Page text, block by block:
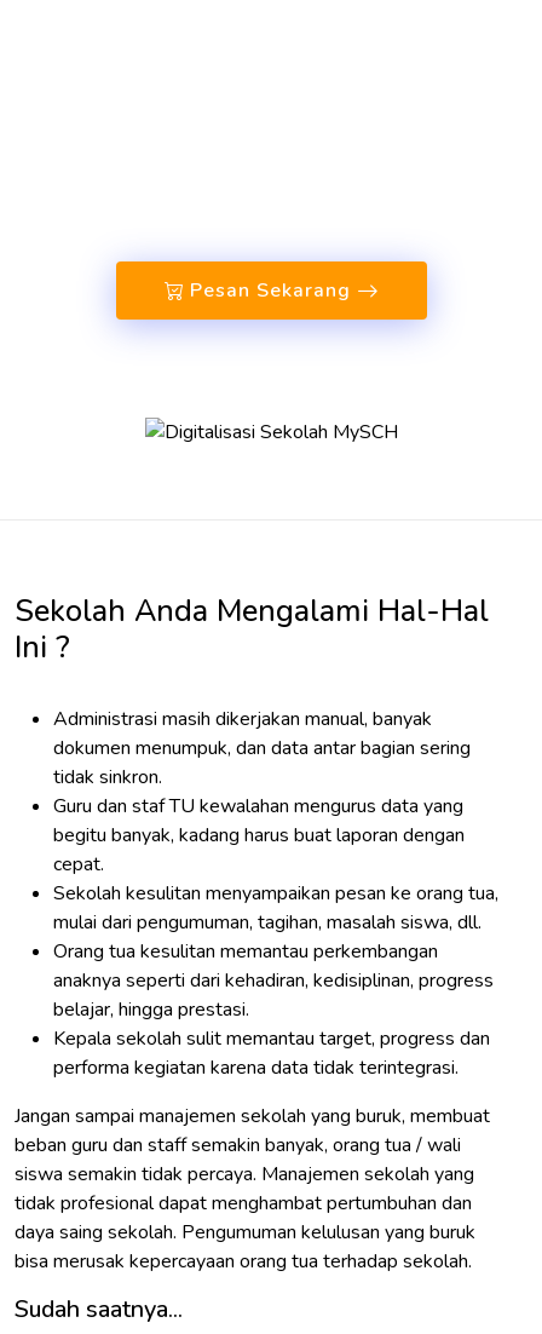
Pesan Sekarang
Sekolah Anda Mengalami Hal-Hal
Ini ?
Administrasi masih dikerjakan manual, banyak
dokumen menumpuk, dan data antar bagian sering
tidak sinkron.
Guru dan staf TU kewalahan mengurus data yang
begitu banyak, kadang harus buat laporan dengan
cepat.
Sekolah kesulitan menyampaikan pesan ke orang tua,
mulai dari pengumuman, tagihan, masalah siswa, dll.
Orang tua kesulitan memantau perkembangan
anaknya seperti dari kehadiran, kedisiplinan, progress
belajar, hingga prestasi.
Kepala sekolah sulit memantau target, progress dan
performa kegiatan karena data tidak terintegrasi.
Jangan sampai manajemen sekolah yang buruk, membuat
beban guru dan staff semakin banyak, orang tua / wali
siswa semakin tidak percaya. Manajemen sekolah yang
tidak profesional dapat menghambat pertumbuhan dan
daya saing sekolah. Pengumuman kelulusan yang buruk
bisa merusak kepercayaan orang tua terhadap sekolah.
Sudah saatnya...